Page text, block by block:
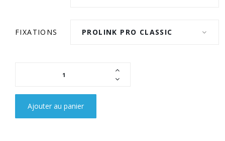
FIXATIONS PROLINK PRO CLASSIC
Ajouter au panier